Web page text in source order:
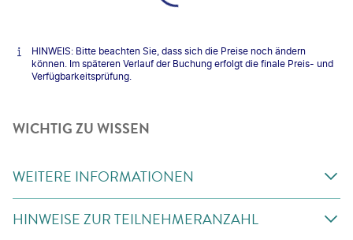
HINWEIS: Bitte beachten Sie, dass sich die Preise noch ändern
können. Im späteren Verlauf der Buchung erfolgt die finale Preis- und
Verfügbarkeitsprüfung.
WICHTIG ZU WISSEN
WEITERE INFORMATIONEN
HINWEISE ZUR TEILNEHMERANZAHL